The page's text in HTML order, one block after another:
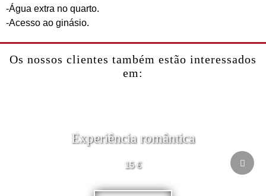
-Água extra no quarto.
-Acesso ao ginásio.
Os nossos clientes também estão interessados
em:
Experiência romântica
15 €